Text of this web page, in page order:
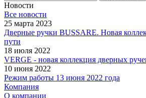
Новости
Все новости
25 марта 2023
Дверные ручки BUSSARE. Новая
пути
18 июля 2022
VERGE - новая коллекция дверных
10 июня 2022
Режим работы 13 июня 2022 года
Компания
О компании